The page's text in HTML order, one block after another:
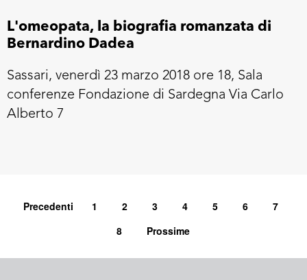
L'omeopata, la biografia romanzata di
Bernardino Dadea
Sassari, venerdì 23 marzo 2018 ore 18, Sala
conferenze Fondazione di Sardegna Via Carlo
Alberto 7
Precedenti 1 2 3 4 5 6
7
8
Prossime